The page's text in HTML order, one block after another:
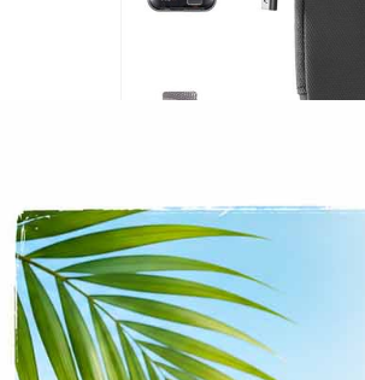
CPU COOLERS
GAMING
ΟΙΚΙΑΚΕΣ ΣΥΣΚΕΥΕΣ
ΠΡΟΣΩΠΙΚΗ ΦΡΟΝΤΙΔΑ